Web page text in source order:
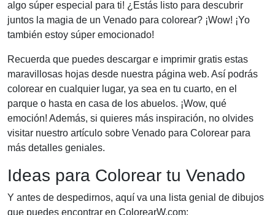
algo súper especial para ti! ¿Estás listo para descubrir
juntos la magia de un Venado para colorear? ¡Wow! ¡Yo
también estoy súper emocionado!
Recuerda que puedes descargar e imprimir gratis estas
maravillosas hojas desde nuestra página web. Así podrás
colorear en cualquier lugar, ya sea en tu cuarto, en el
parque o hasta en casa de los abuelos. ¡Wow, qué
emoción! Además, si quieres más inspiración, no olvides
visitar nuestro artículo sobre Venado para Colorear para
más detalles geniales.
Ideas para Colorear tu Venado
Y antes de despedirnos, aquí va una lista genial de dibujos
que puedes encontrar en ColorearW.com: